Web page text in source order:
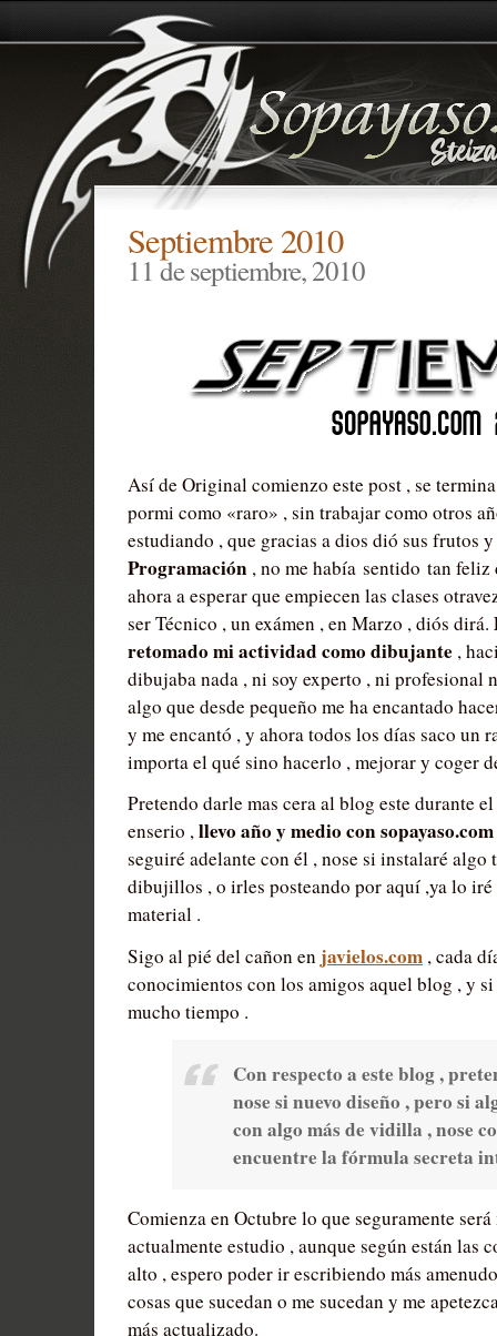
Septiembre 2010
11 de septiembre, 2010
Así de Original comienzo este post , se
pormi como «raro» , sin trabajar como otros
estudiando , que gracias a dios dió sus frutos y
Programación , no me había sentido tan
ahora a esperar que empiecen las clases
ser Técnico , un exámen , en Marzo , diós dirá.
retomado mi actividad como dibujante ,
dibujaba nada , ni soy experto , ni profesional
algo que desde pequeño me ha encantado
y me encantó , y ahora todos los días saco un
importa el qué sino hacerlo , mejorar y coger
Pretendo darle mas cera al blog este durante
enserio ,llevo año y medio con sopayaso.com
seguiré adelante con él , nose si instalaré
dibujillos , o irles posteando por aquí ,ya lo iré
material .
Sigo al pié del cañon en javielos.com , cada
conocimientos con los amigos aquel blog , y
mucho tiempo .
Con respecto a este blog ,
nose si nuevo diseño , pero si
con algo más de vidilla , nose
encuentre la fórmula secreta
Comienza en Octubre lo que seguramente
actualmente estudio , aunque según están las
alto , espero poder ir escribiendo más
cosas que sucedan o me sucedan y me
más actualizado.